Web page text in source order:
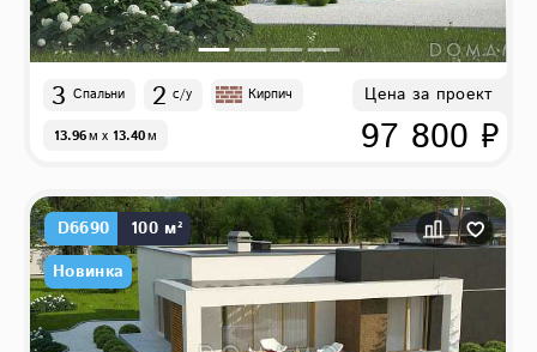
3 Спальни 2 с/у Кирпич
13.96м x 13.40м
Цена за проект
97 800 ₽
D6690
100 м²
Новинка